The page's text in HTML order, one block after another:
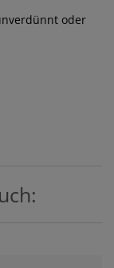
oder